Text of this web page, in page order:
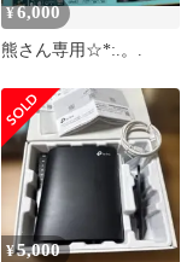
¥6,000
熊さん専用☆*:.。.
¥5,000